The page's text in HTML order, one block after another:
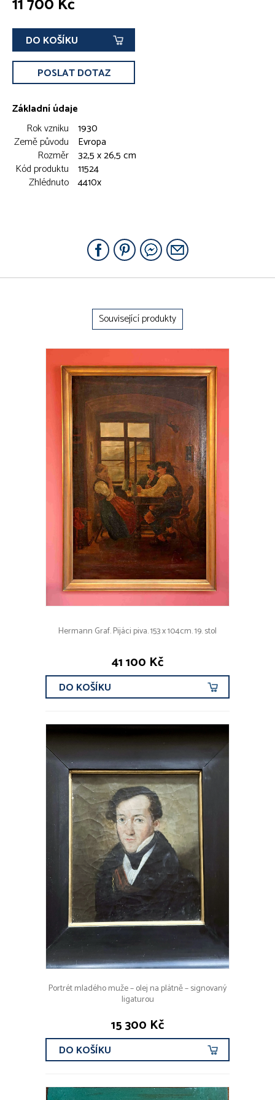
DO KOŠÍKU
POSLAT DOTAZ
Základní údaje
Rok vzniku 1930
Země původu
Evropa
Rozměr 32,5 x 26,5 cm
Kód produktu 11524
Zhlédnuto 4410x
Související produkty
Hermann Graf. Pijáci piva. 153 x 104cm. 19. stol
41 100 Kč
DO KOŠÍKU
Portrét mladého muže – olej na plátně – signovaný
ligaturou
15 300 Kč
DO KOŠÍKU